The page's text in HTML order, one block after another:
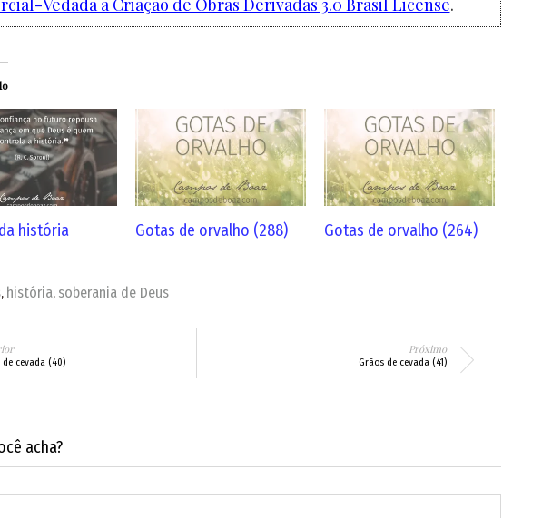
Vedada a Criação de Obras Derivadas 3.0 Brasil License.
história Gotas de orvalho (288) Gotas de orvalho (264)
, história, soberania de Deus
de cevada (40)
Próximo
Grãos de cevada (41)
acha?